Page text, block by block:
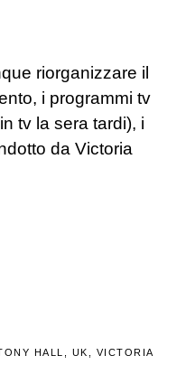
riorganizzare il
i programmi tv
tv la sera tardi), i
da Victoria
HALL UK
VICTORIA